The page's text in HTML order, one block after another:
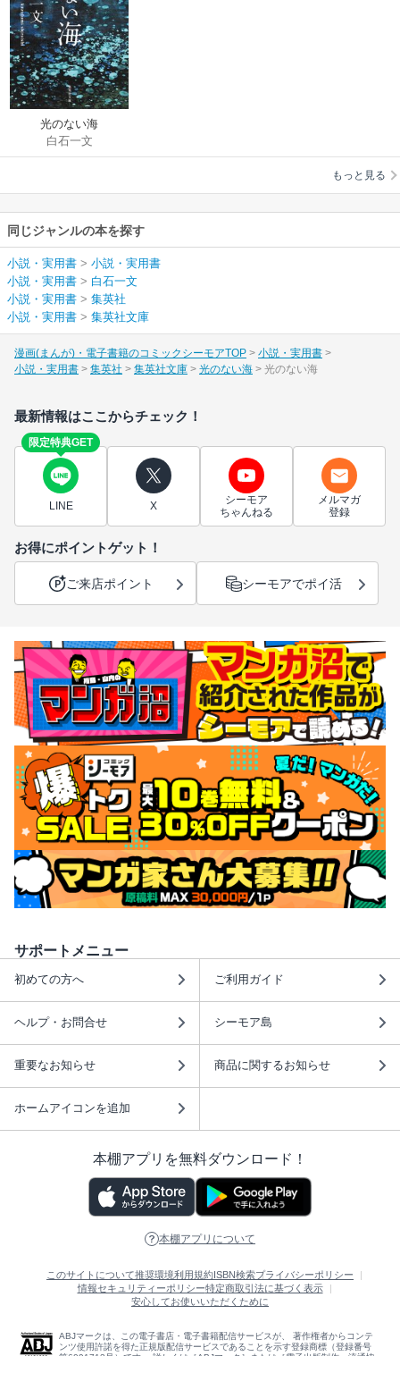
光のない海
白石一文
もっと見る
同じジャンルの本を探す
小説・実用書 > 小説・実用書
小説・実用書 > 白石一文
小説・実用書 > 集英社
小説・実用書 > 集英社文庫
漫画(まんが)・電子書籍のコミックシーモアTOP
小説・実用書
小説・実用書
集英社 集英社文庫 光のない海 光のない海
最新情報はここからチェック！
限定特典GET
LINE X
シーモア
ちゃんねる
メルマガ
登録
お得にポイントゲット！
ご来店ポイント シーモアでポイ活
サポートメニュー
初めての方へ ご利用ガイド
ヘルプ・お問合せ シーモア島
重要なお知らせ 商品に関するお知らせ
ホームアイコンを追加
本棚アプリを無料ダウンロード！
本棚アプリについて
このサイトについて推奨環境利用規約ISBN検索プライバシーポリシー
情報セキュリティーポリシー特定商取引法に基づく表示
安心してお使いいただくために
ABJマークは、この電子書店・電子書籍配信サービスが、 著作権者からコンテ
ンツ使用許諾を得た正規版配信サービスであることを示す登録商標（登録番号
第6091713号）です。 詳しくは［ABJマーク］または［電子出版制作・流通協